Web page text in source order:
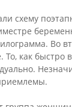
схему
Во
То, как быстро